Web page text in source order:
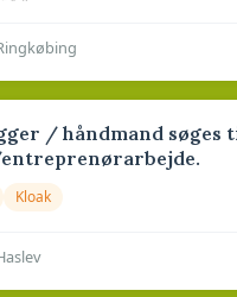
/ håndmand søges
Kloak